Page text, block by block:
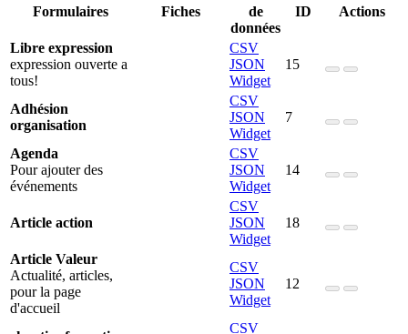
Formulaires Fiches
de
données
ID Actions
Libre expression
expression ouverte a
tous!
CSV
JSON
Widget
15
Adhésion
organisation
CSV
JSON
Widget
7
Agenda
Pour ajouter des
événements
CSV
JSON
Widget
14
Article action
CSV
JSON
Widget
18
Article Valeur
Actualité, articles,
pour la page
d'accueil
CSV
JSON
Widget
12
CSV